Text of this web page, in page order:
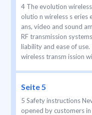
4 The evolution
olutio n wireless s eries
ans, video and sound
RF transmission
liability and ease of
wireless transm ission
Seite 5
5 Safety instructions
opened by customers